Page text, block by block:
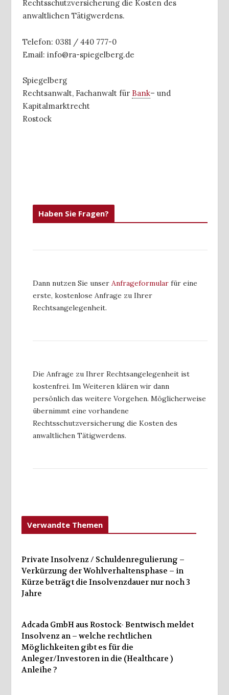
Rechtsschutzversicherung die Kosten des
anwaltlichen Tätigwerdens.
Telefon: 0381 / 440 777-0
Email: info@ra-spiegelberg.de
Spiegelberg
Rechtsanwalt, Fachanwalt für Bank– und
Kapitalmarktrecht
Rostock
Haben Sie Fragen?
Dann nutzen Sie unser Anfrageformular für eine
erste, kostenlose Anfrage zu Ihrer
Rechtsangelegenheit.
Die Anfrage zu Ihrer Rechtsangelegenheit ist
kostenfrei. Im Weiteren klären wir dann
persönlich das weitere Vorgehen. Möglicherweise
übernimmt eine vorhandene
Rechtsschutzversicherung die Kosten des
anwaltlichen Tätigwerdens.
Verwandte Themen
Private Insolvenz / Schuldenregulierung –
Verkürzung der Wohlverhaltensphase – in
Kürze beträgt die Insolvenzdauer nur noch 3
Jahre
Adcada GmbH aus Rostock- Bentwisch meldet
Insolvenz an – welche rechtlichen
Möglichkeiten gibt es für die
Anleger/Investoren in die (Healthcare )
Anleihe ?